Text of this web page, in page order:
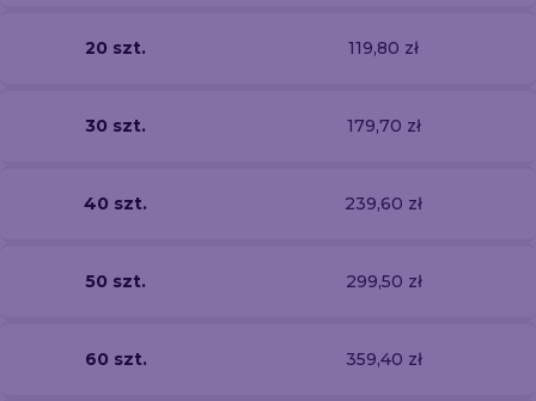
20 szt. 119,80 zł
30 szt. 179,70 zł
40 szt. 239,60 zł
50 szt. 299,50 zł
60 szt. 359,40 zł